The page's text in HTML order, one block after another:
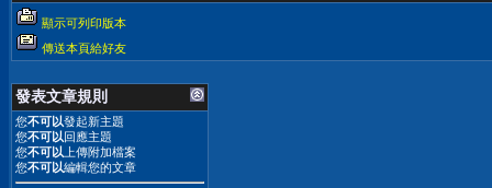
顯示可列印版本
傳送本頁給好友
發表文章規則
您不可以發起新主題
您不可以回應主題
您不可以 上傳附加檔案
您不可以編輯您的文章